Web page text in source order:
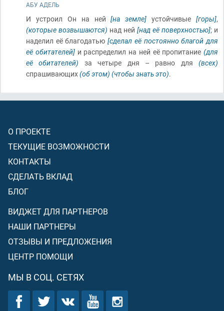
АБУ АДЕЛЬ
И устроил Он на ней[на земле] устойчивые [горы],
(которые возвышаются) над ней [над её поверхностью]; и
наделил её благодатью[сделал её постоянно благой для
её обитателей]и распределил на ней её пропитание (для
её обитателей) за четыре дня – равно для (всех)
спрашивающих(об этом) (чтобы знать это).
О ПРОЕКТЕ
ТЕКУЩИЕ ВОЗМОЖНОСТИ
КОНТАКТЫ
СДЕЛАТЬ ВКЛАД
БЛОГ
ВИДЖЕТ ДЛЯ ПАРТНЕРОВ
НАШИ ПАРТНЕРЫ
ОТЗЫВЫ И ПРЕДЛОЖЕНИЯ
ЦЕНТР ПОМОЩИ
МЫ В СОЦ. СЕТЯХ